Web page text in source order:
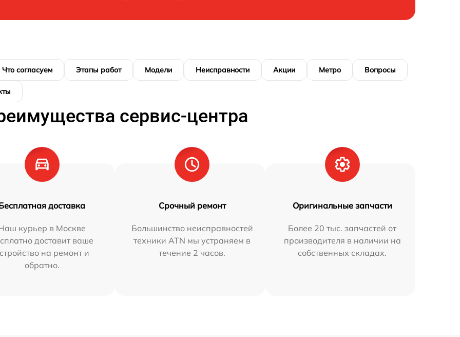
Что согласуем Этапы работ Модели Неисправности Акции Метро Вопросы
сервис-центра
доставка
курьер в Москве
доставит ваше
на ремонт и
обратно.
Срочный ремонт
Большинство неисправностей
техники ATN мы устраняем в
течение 2 часов.
Оригинальные запчасти
Более 20 тыс. запчастей от
производителя в наличии на
собственных складах.